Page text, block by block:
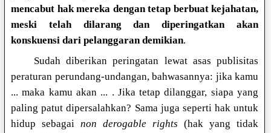
mencabut hak mereka dengan tetap berbuat kejahatan,
meski telah dilarang dan diperingatkan akan
konskuensi dari pelanggaran demikian.
Sudah diberikan peringatan lewat asas publisitas
peraturan perundang-undangan, bahwasannya: jika kamu
... maka kamu akan ... . Jika tetap dilanggar, siapa yang
paling patut dipersalahkan? Sama juga seperti hak untuk
hidup sebagainon derogable rights (hak yang tidak